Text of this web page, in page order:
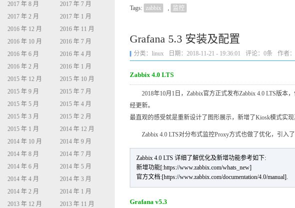
Tags: zabbix 监控
Grafana 5.3 安装及配置
分类： linux 日期：2018-11-21 - 19:36:01 评论： 0条 作者
Zabbix 4.0 LTS
2018年10月1日，Zabbix官方正式发布Zabbix 4.0 LTS版本
经更新。
最直观的感受就是重新设计了图形展示，新增了Kiosk模式实
Zabbix 4.0 LTS对分布式监控Proxy方式也做了优化，引入
Zabbix 4.0 LTS 详细了解优化及新增功能参考如下:
新增功能[:https://www.zabbix.com/whats_new]
官方文档:[https://www.zabbix.com/documentation/4.0/manual].
Grafana v5.3
2017 年 8 月
2017 年 7 月
2017 年 2 月
2017 年 1 月
2016 年 12 月
2016 年 11 月
2016 年 10 月
2016 年 7 月
2016 年 6 月
2016 年 4 月
2016 年 2 月
2016 年 1 月
2015 年 12 月
2015 年 10 月
2015 年 9 月
2015 年 7 月
2015 年 5 月
2015 年 4 月
2015 年 3 月
2015 年 2 月
2015 年 1 月
2014 年 12 月
2014 年 10 月
2014 年 9 月
2014 年 8 月
2014 年 7 月
2014 年 6 月
2014 年 5 月
2014 年 4 月
2014 年 3 月
2014 年 2 月
2014 年 1 月
2013 年 12 月
2013 年 11 月